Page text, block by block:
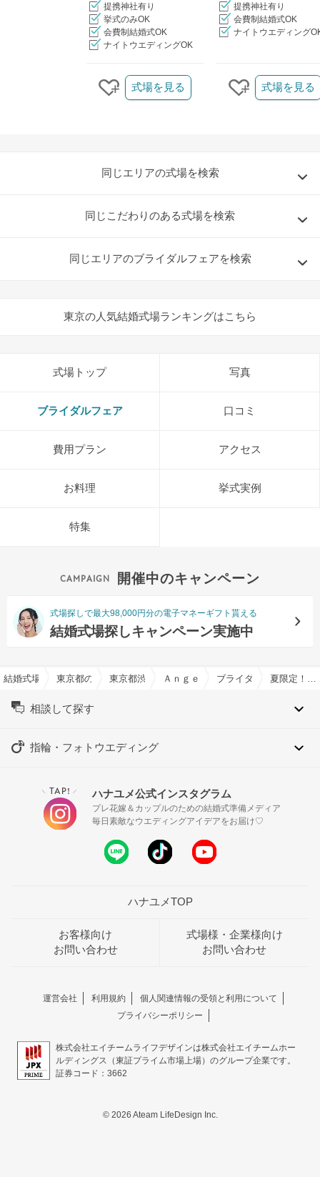
提携神社有り
挙式のみOK
会費制結婚式OK
ナイトウエディングOK
提携神社有り
会費制結婚式OK
ナイトウエディング
クリップする
式場を見る
クリップする
式場を見る
同じエリアの式場を検索
同じこだわりのある式場を検索
同じエリアのブライダルフェアを検索
東京の人気結婚式場ランキングはこちら
式場トップ 写真
ブライダルフェア 口コミ
費用プラン アクセス
お料理 挙式実例
特集
開催中のキャンペーン
式場探しで最大98,000円分の電子マネーギフト貰える
結婚式場探しキャンペーン実施中
結婚式場を探すならハナユメ
東京都の結婚式場一覧東京都渋谷区の結婚式場一覧
Ａｎｇｅｐａｔｉｏ（アンジェパテ
ブライダルフェア一覧夏限定！ビールorラムネを片手にデザートブッフェ付きフルコース堪能フェア
相談して探す
指輪・フォトウエディング
＼ TAP! ／ ハナユメ公式インスタグラム
プレ花嫁＆カップルのための結婚式準備メディア
毎日素敵なウエディングアイデアをお届け♡
ハナユメTOP
お客様向け
お問い合わせ
式場様・企業様向け
お問い合わせ
運営会社 利用規約
個人関連情報の受領と利用について
プライバシーポリシー
株式会社エイチームライフデザインは株式会社エイチームホー
ルディングス（東証プライム市場上場）のグループ企業です。
証券コード：3662
© 2026 Ateam LifeDesign Inc.